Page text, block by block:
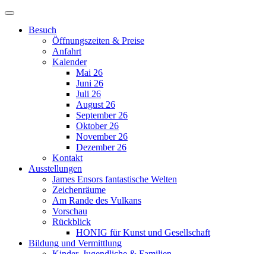
Besuch
Öffnungszeiten & Preise
Anfahrt
Kalender
Mai 26
Juni 26
Juli 26
August 26
September 26
Oktober 26
November 26
Dezember 26
Kontakt
Ausstellungen
James Ensors fantastische Welten
Zeichenräume
Am Rande des Vulkans
Vorschau
Rückblick
HONIG für Kunst und Gesellschaft
Bildung und Vermittlung